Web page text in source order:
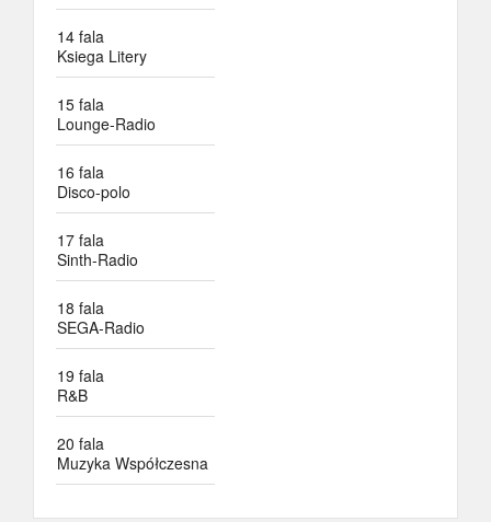
14 fala
Ksiega Litery
15 fala
Lounge-Radio
16 fala
Disco-polo
17 fala
Sinth-Radio
18 fala
SEGA-Radio
19 fala
R&B
20 fala
Muzyka Współczesna